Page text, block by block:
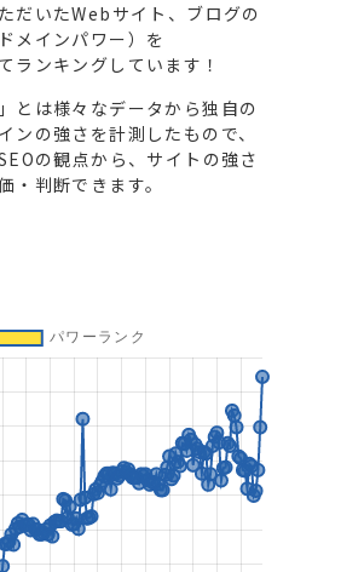
だいたWebサイト、ブログの
メインパワー）を
ランキングしています！
とは様々なデータから独自の
ンの強さを計測したもので、
の観点から、サイトの強さ
・判断できます。